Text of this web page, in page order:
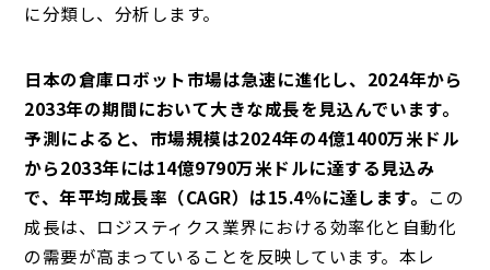
に分類し、分析します。
日本の倉庫ロボット市場は急速に進化し、2024年から
2033年の期間において大きな成長を見込んでいます。
予測によると、市場規模は2024年の4億1400万米ドル
から2033年には14億9790万米ドルに達する見込み
で、年平均成長率（CAGR）は15.4％に達します。 この
成長は、ロジスティクス業界における効率化と自動化
の需要が高まっていることを反映しています。本レ